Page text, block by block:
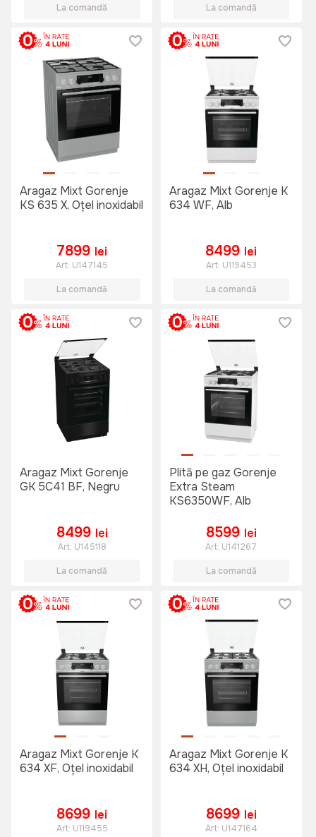
La comandă La comandă
Aragaz Mixt Gorenje
KS 635 X, Oțel inoxidabil
7899 lei
Art: U147145
La comandă
Aragaz Mixt Gorenje K
634 WF, Alb
8499 lei
Art: U119453
La comandă
Aragaz Mixt Gorenje
GK 5C41 BF, Negru
8499 lei
Art: U145118
La comandă
Plită pe gaz Gorenje
Extra Steam
KS6350WF, Alb
8599 lei
Art: U141267
La comandă
Aragaz Mixt Gorenje K
634 XF, Oțel inoxidabil
8699 lei
Art: U119455
Aragaz Mixt Gorenje K
634 XH, Oțel inoxidabil
8699 lei
Art: U147164